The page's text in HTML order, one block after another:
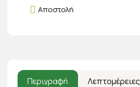
Αποστολή
Περιγραφή Λεπτομέρειες